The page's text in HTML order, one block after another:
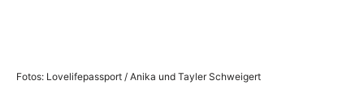
Fotos: Lovelifepassport / Anika und Tayler Schweigert